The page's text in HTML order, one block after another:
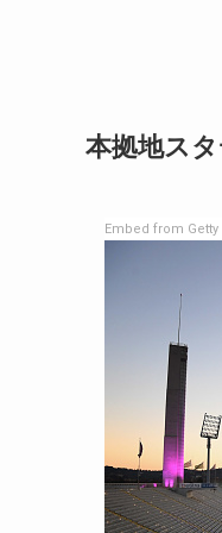
本拠地ス
Embed from